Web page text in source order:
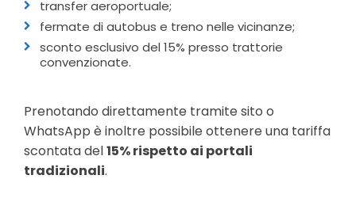
transfer aeroportuale;
fermate di autobus e treno nelle vicinanze;
sconto esclusivo del 15% presso trattorie
convenzionate.
Prenotando direttamente tramite sito o
WhatsApp è inoltre possibile ottenere una tariffa
scontata del15% rispetto ai portali
tradizionali.